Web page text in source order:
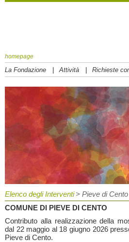
homepage
La Fondazione | Attività | Richieste
Elenco degli Interventi > Pieve di Cento
COMUNE DI PIEVE DI CENTO
Contributo alla realizzazione della
dal 22 maggio al 18 giugno 2026
Pieve di Cento.